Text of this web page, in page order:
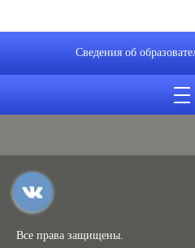
Сведения об
Все права защищены.